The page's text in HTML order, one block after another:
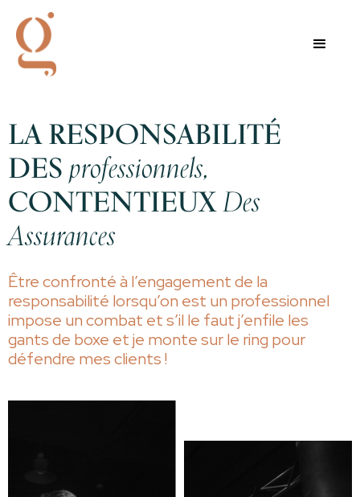
LA RESPONSABILITÉ
DESprofessionnels,
CONTENTIEUXDes
Assurances
Être confronté à l’engagement de la
responsabilité lorsqu’on est un professionnel
impose un combat et s’il le faut j’enfile les
gants de boxe et je monte sur le ring pour
défendre mes clients !